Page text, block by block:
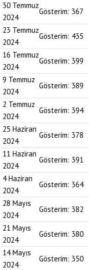
30 Temmuz
2024
Gösterim: 367
23 Temmuz
2024
Gösterim: 435
16 Temmuz
2024
Gösterim: 399
9 Temmuz
2024
Gösterim: 389
2 Temmuz
2024
Gösterim: 394
25 Haziran
2024
Gösterim: 378
11 Haziran
2024
Gösterim: 391
4 Haziran
2024
Gösterim: 364
28 Mayıs
2024
Gösterim: 382
21 Mayıs
2024
Gösterim: 380
14 Mayıs
2024
Gösterim: 350